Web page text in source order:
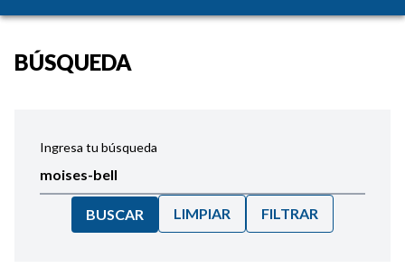
BÚSQUEDA
Ingresa tu búsqueda
BUSCAR LIMPIAR FILTRAR